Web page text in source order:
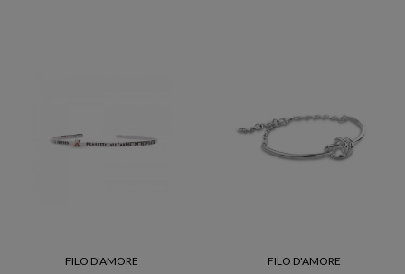
FILO D'AMORE FILO D'AMORE